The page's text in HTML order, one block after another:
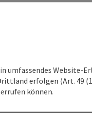
umfassendes Website-
erfolgen (Art. 49
können.